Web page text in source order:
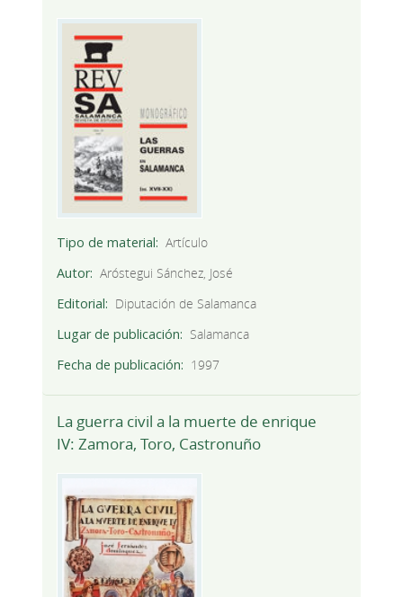
Tipo de material
Artículo
Autor
Aróstegui Sánchez, José
Editorial
Diputación de Salamanca
Lugar de publicación
Salamanca
Fecha de publicación
1997
La guerra civil a la muerte de enrique
IV: Zamora, Toro, Castronuño